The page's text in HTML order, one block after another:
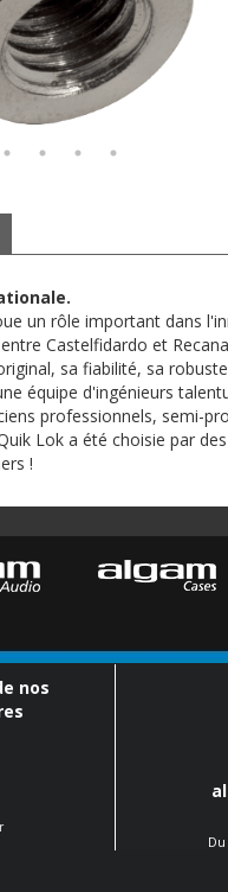
un rôle important dans
Castelfidardo et
sa fiabilité, sa
équipe d'ingénieurs
professionnels, semi-
Lok a été choisie par
!
nos